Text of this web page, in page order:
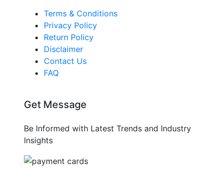
Terms & Conditions
Privacy Policy
Return Policy
Disclaimer
Contact Us
FAQ
Get Message
Be Informed with Latest Trends and Industry
Insights